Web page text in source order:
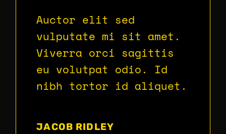
Auctor elit sed
vulputate mi sit amet.
Viverra orci sagittis
eu volutpat odio. Id
nibh tortor id aliquet.
JACOB RIDLEY